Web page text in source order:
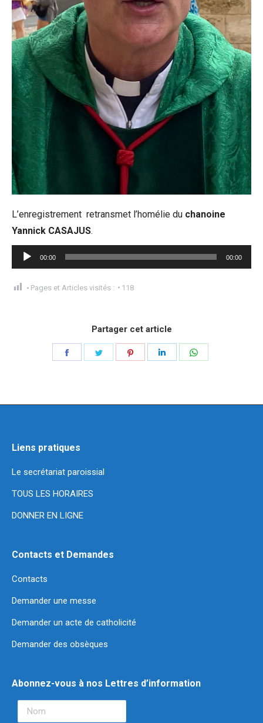
L’enregistrement retransmet l’homélie du chanoine
Yannick CASAJUS.
Lecteur
audio
00:00 00:00
Pages et Articles visités : 118
Partager cet article
Liens pratiques
Le secrétariat paroissial
TOUS LES HORAIRES
DONNER EN LIGNE
Contacts et Demandes
Contacts
Demander une messe
Demander un acte de catholicité
Demander des obsèques
Abonnez-vous à nos Lettres d’information